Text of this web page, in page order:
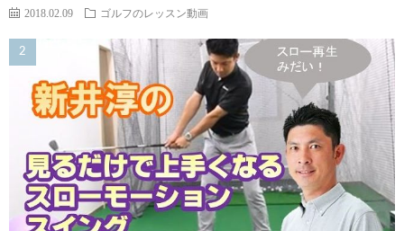
2018.02.09 ゴルフのレッスン動画